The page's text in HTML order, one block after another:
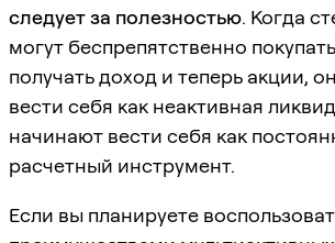
следует за полезностью. Когда
могут беспрепятственно
получать доход и теперь акции,
вести себя как неактивная
начинают вести себя как
расчетный инструмент.
Если вы планируете